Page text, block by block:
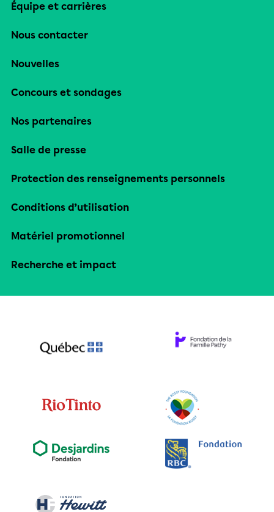
Équipe et carrières
Nous contacter
Nouvelles
Concours et sondages
Nos partenaires
Salle de presse
Protection des renseignements personnels
Conditions d’utilisation
Matériel promotionnel
Recherche et impact